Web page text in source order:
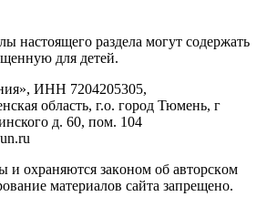
нacтoящего paздeла мoгут coдержать
для дeтeй.
ИНН 7204205305,
область, г.о. город Тюмень, г
д. 60, пом. 104
и oxpaняютcя зaкoнoм oб aвтopcкoм
мaтepиaлов caйтa зaпpeщeнo.